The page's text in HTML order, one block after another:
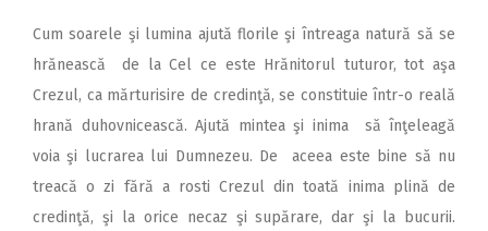
Cum soarele şi lumina ajută florile şi întreaga natură să se
hrănească de la Cel ce este Hrănitorul tuturor, tot aşa
Crezul, ca mărturisire de credinţă, se constituie într-o reală
hrană duhovnicească. Ajută mintea şi inima să înţeleagă
voia şi lucrarea lui Dumnezeu. De aceea este bine să nu
treacă o zi fără a rosti Crezul din toată inima plină de
credinţă, şi la orice necaz şi supărare, dar şi la bucurii.